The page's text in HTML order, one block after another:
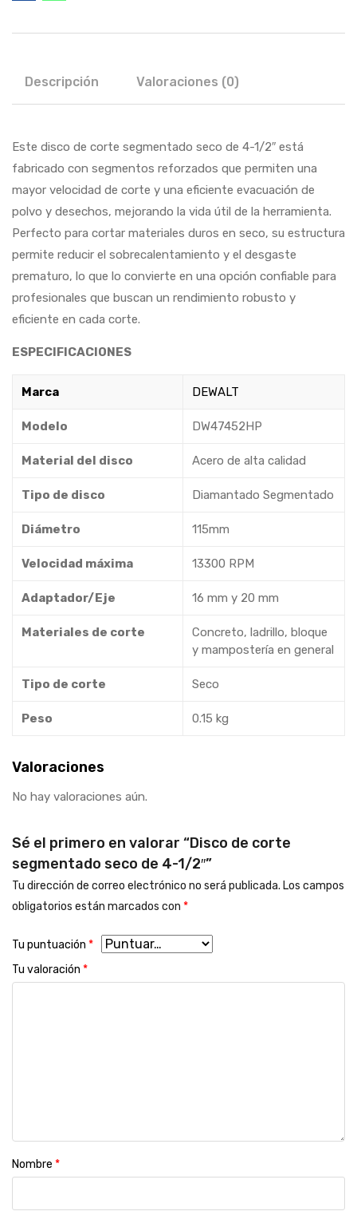
Descripción Valoraciones (0)
Este disco de corte segmentado seco de 4-1/2″ está
fabricado con segmentos reforzados que permiten una
mayor velocidad de corte y una eficiente evacuación de
polvo y desechos, mejorando la vida útil de la herramienta.
Perfecto para cortar materiales duros en seco, su estructura
permite reducir el sobrecalentamiento y el desgaste
prematuro, lo que lo convierte en una opción confiable para
profesionales que buscan un rendimiento robusto y
eficiente en cada corte.
ESPECIFICACIONES
Marca DEWALT
Modelo DW47452HP
Material del disco Acero de alta calidad
Tipo de disco Diamantado Segmentado
Diámetro 115mm
Velocidad máxima 13300 RPM
Adaptador/Eje 16 mm y 20 mm
Materiales de corte
Concreto, ladrillo, bloque
y mampostería en general
Tipo de corte Seco
Peso 0.15 kg
Valoraciones
No hay valoraciones aún.
Sé el primero en valorar “Disco de corte
segmentado seco de 4-1/2″”
Tu dirección de correo electrónico no será publicada. Los campos
obligatorios están marcados con *
Tu puntuación *
Tu valoración *
Nombre *